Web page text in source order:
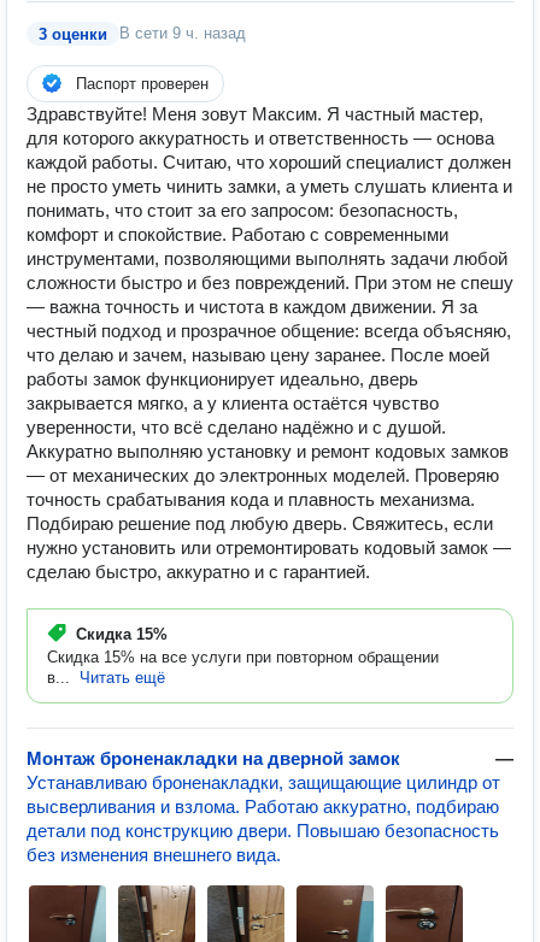
3 оценки В сети 9 ч. назад
Паспорт проверен
Здравствуйте! Меня зовут Максим. Я частный мастер,
для которого аккуратность и ответственность — основа
каждой работы. Считаю, что хороший специалист должен
не просто уметь чинить замки, а уметь слушать клиента и
понимать, что стоит за его запросом: безопасность,
комфорт и спокойствие. Работаю с современными
инструментами, позволяющими выполнять задачи любой
сложности быстро и без повреждений. При этом не спешу
— важна точность и чистота в каждом движении. Я за
честный подход и прозрачное общение: всегда объясняю,
что делаю и зачем, называю цену заранее. После моей
работы замок функционирует идеально, дверь
закрывается мягко, а у клиента остаётся чувство
уверенности, что всё сделано надёжно и с душой.
Аккуратно выполняю установку и ремонт кодовых замков
— от механических до электронных моделей. Проверяю
точность срабатывания кода и плавность механизма.
Подбираю решение под любую дверь. Свяжитесь, если
нужно установить или отремонтировать кодовый замок —
сделаю быстро, аккуратно и с гарантией.
Скидка 15%
Скидка 15% на все услуги при повторном обращении
в...
Читать ещё
Монтаж броненакладки на дверной замок
—
Устанавливаю броненакладки, защищающие цилиндр от
высверливания и взлома. Работаю аккуратно, подбираю
детали под конструкцию двери. Повышаю безопасность
без изменения внешнего вида.